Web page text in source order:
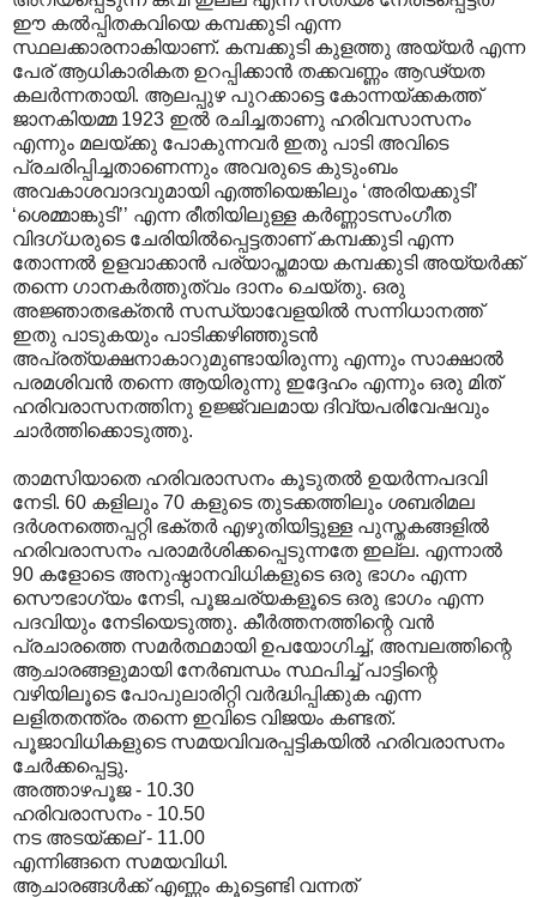
ഈ കൽ‌പ്പിതകവിയെ കമ്പക്കുടി എന്ന
സ്ഥലക്കാരനാകിയാണ്. കമ്പക്കുടി കുളത്തു അയ്യർ എന്ന
പേര് ആധികാരികത ഉറപ്പിക്കാൻ തക്കവണ്ണം ആഢ്യത
കലർന്നതായി. ആലപ്പുഴ പുറക്കാട്ടെ കോന്നയ്ക്കകത്ത്
ജാനകിയമ്മ 1923 ഇൽ രചിച്ചതാണു ഹരിവസാസനം
എന്നും മലയ്ക്കു പോകുന്നവർ ഇതു പാടി അവിടെ
പ്രചരിപ്പിച്ചതാണെന്നും അവരുടെ കുടുംബം
അവകാശവാദവുമായി എത്തിയെങ്കിലും ‘അരിയക്കുടി’
‘ശെമ്മാങ്കുടി’’ എന്ന രീതിയിലുള്ള കർണ്ണാടസംഗീത
വിദഗ്ധരുടെ ചേരിയിൽ‌പ്പെട്ടതാണ് കമ്പക്കുടി എന്ന
തോന്നൽ ഉളവാക്കാൻ പര്യാപ്തമായ കമ്പക്കുടി അയ്യർക്ക്
തന്നെ ഗാനകർത്തുത്വം ദാനം ചെയ്തു. ഒരു
അജ്ഞാതഭക്തൻ സന്ധ്യാവേളയിൽ സന്നിധാനത്ത്
ഇതു പാടുകയും പാടിക്കഴിഞ്ഞുടൻ
അപ്രത്യക്ഷനാകാറുമുണ്ടായിരുന്നു എന്നും സാക്ഷാൽ
പരമശിവൻ തന്നെ ആയിരുന്നു ഇദ്ദേഹം എന്നും ഒരു മിത്
ഹരിവരാസനത്തിനു ഉജ്ജ്വലമായ ദിവ്യപരിവേഷവും
ചാർത്തിക്കൊടുത്തു.
താമസിയാതെ ഹരിവരാസനം കൂടുതൽ ഉയർന്നപദവി
നേടി. 60 കളിലും 70 കളുടെ തുടക്കത്തിലും ശബരിമല
ദർശനത്തെപ്പറ്റി ഭക്തർ എഴുതിയിട്ടുള്ള പുസ്തകങ്ങളിൽ
ഹരിവരാസനം പരാമർശിക്കപ്പെടുന്നതേ ഇല്ല. എന്നാൽ
90 കളോടെ അനുഷ്ഠാനവിധികളുടെ ഒരു ഭാഗം എന്ന
സൌഭാഗ്യം നേടി, പൂജചര്യകളൂടെ ഒരു ഭാഗം എന്ന
പദവിയും നേടിയെടുത്തു. കീർത്തനത്തിന്റെ വൻ
പ്രചാരത്തെ സമർത്ഥമായി ഉപയോഗിച്ച്, അമ്പലത്തിന്റെ
ആചാരങ്ങളുമായി നേർബന്ധം സ്ഥപിച്ച് പാട്ടിന്റെ
വഴിയിലൂടെ പോപുലാരിറ്റി വർദ്ധിപ്പിക്കുക എന്ന
ലളിതതന്ത്രം തന്നെ ഇവിടെ വിജയം കണ്ടത്.
പൂജാവിധികളുടെ സമയവിവരപ്പട്ടികയിൽ ഹരിവരാസനം
ചേർക്കപ്പെട്ടു.
അത്താഴപൂജ - 10.30
ഹരിവരാസനം - 10.50
നട അടയ്ക്കല് - 11.00
എന്നിങ്ങനെ സമയവിധി.
ആചാരങ്ങൾക്ക് എണ്ണം കൂട്ടെണ്ടി വന്നത്